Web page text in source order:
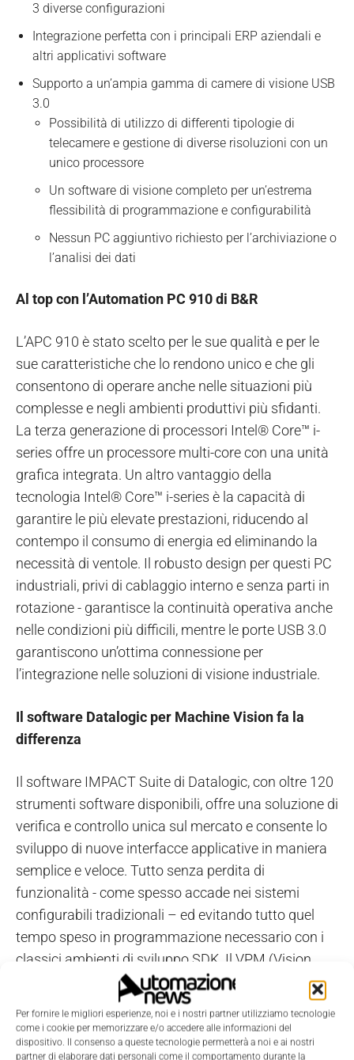
Per fornire le migliori esperienze, noi e i nostri partner utilizziamo tecnologie
come i cookie per memorizzare e/o accedere alle informazioni del
dispositivo. Il consenso a queste tecnologie permetterà a noi e ai nostri
partner di elaborare dati personali come il comportamento durante la
3 diverse configurazioni
Integrazione perfetta con i principali ERP aziendali e
altri applicativi software
Supporto a un’ampia gamma di camere di visione USB
3.0
Possibilità di utilizzo di differenti tipologie di
telecamere e gestione di diverse risoluzioni con un
unico processore
Un software di visione completo per un’estrema
flessibilità di programmazione e configurabilità
Nessun PC aggiuntivo richiesto per l’archiviazione o
l’analisi dei dati
Al top con l’Automation PC 910 di B&R
L’APC 910 è stato scelto per le sue qualità e per le
sue caratteristiche che lo rendono unico e che gli
consentono di operare anche nelle situazioni più
complesse e negli ambienti produttivi più sfidanti.
La terza generazione di processori Intel® Core™ i-
series offre un processore multi-core con una unità
grafica integrata. Un altro vantaggio della
tecnologia Intel® Core™ i-series è la capacità di
garantire le più elevate prestazioni, riducendo al
contempo il consumo di energia ed eliminando la
necessità di ventole. Il robusto design per questi PC
industriali, privi di cablaggio interno e senza parti in
rotazione - garantisce la continuità operativa anche
nelle condizioni più difficili, mentre le porte USB 3.0
garantiscono un’ottima connessione per
l’integrazione nelle soluzioni di visione industriale.
Il software Datalogic per Machine Vision fa la
differenza
Il software IMPACT Suite di Datalogic, con oltre 120
strumenti software disponibili, offre una soluzione di
verifica e controllo unica sul mercato e consente lo
sviluppo di nuove interfacce applicative in maniera
semplice e veloce. Tutto senza perdita di
funzionalità - come spesso accade nei sistemi
configurabili tradizionali – ed evitando tutto quel
tempo speso in programmazione necessario con i
classici ambienti di sviluppo SDK. Il VPM (Vision
Program Manager) mette a disposizione centinaia
di funzioni di analisi delle immagini ed è l’ambiente
ideale per definire in maniera rapida e intuitiva la
“ricetta” di ispezione: dalla veloce acquisizione delle